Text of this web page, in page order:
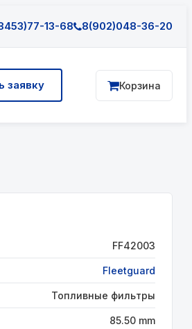
13-68 8(902)048-36-20
заявку Корзина
FF42003
Fleetguard
Топливные фильтры
85.50 mm